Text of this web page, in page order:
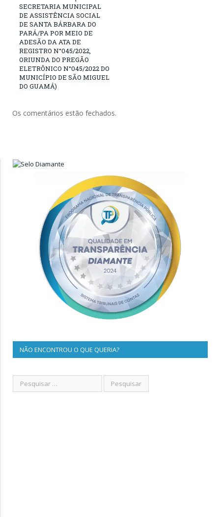
SECRETARIA MUNICIPAL
DE ASSISTÊNCIA SOCIAL
DE SANTA BÁRBARA DO
PARÁ/PA POR MEIO DE
ADESÃO DA ATA DE
REGISTRO N°045/2022,
ORIUNDA DO PREGÃO
ELETRÔNICO N°045/2022 DO
MUNICÍPIO DE SÃO MIGUEL
DO GUAMÁ)
Os comentários estão fechados.
NÃO ENCONTROU O QUE QUERIA?